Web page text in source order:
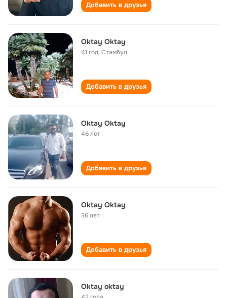
Добавить в друзья
Oktay Oktay
41 год,Стамбул
Добавить в друзья
Oktay Oktay
46 лет
Добавить в друзья
Oktay Oktay
36 лет
Добавить в друзья
Oktay oktay